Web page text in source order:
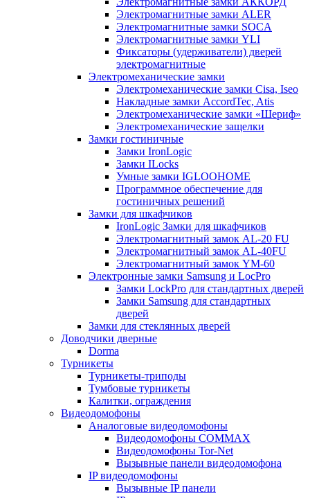
Электромагнитные замки ALER
Электромагнитные замки SOCA
Электромагнитные замки YLI
Фиксаторы (удерживатели) дверей
электромагнитные
Электромеханические замки
Электромеханические замки Cisa, Iseo
Накладные замки AccordTec, Atis
Электромеханические замки «Шериф»
Электромеханические защелки
Замки гостиничные
Замки IronLogic
Замки ILocks
Умные замки IGLOOHOME
Программное обеспечение для
гостиничных решений
Замки для шкафчиков
IronLogic Замки для шкафчиков
Электромагнитный замок AL-20 FU
Электромагнитный замок AL-40FU
Электромагнитный замок YM-60
Электронные замки Samsung и LocPro
Замки LockPro для стандартных дверей
Замки Samsung для стандартных
дверей
Замки для стеклянных дверей
Доводчики дверные
Dorma
Турникеты
Турникеты-триподы
Тумбовые турникеты
Калитки, ограждения
Видеодомофоны
Аналоговые видеодомофоны
Видеодомофоны COMMAX
Видеодомофоны Tor-Net
Вызывные панели видеодомофона
IP видеодомофоны
Вызывные IP панели